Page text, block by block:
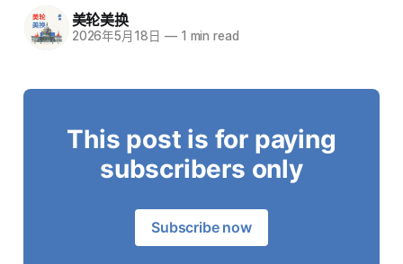
美轮美换
2026年5月18日 —1 min read
This post is for paying
subscribers only
Subscribe now